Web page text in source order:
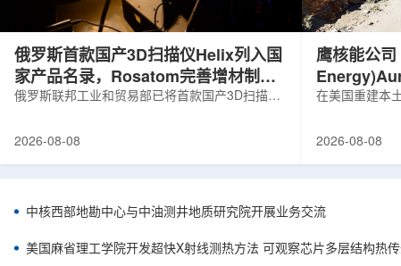
俄罗斯首款国产3D扫描仪Helix列入国
家产品名录，Rosatom完善增材制造
技术链
俄罗斯联邦工业和贸易部已将首款国产3D扫描仪
完成。至此，Helix成为俄罗斯首款、也是目前唯
RangeVision Helix由俄罗斯国家原子能公司增材
制造合作伙伴RangeVision研发制造。自2025年
以来，该公司成为唯一纳入俄罗斯国家原子能公
司增材制造生态系统的俄罗斯3D扫描...
2026-08-08
鹰核能公
研钻探
在美国重建本
1300标准含
孔、总进尺约
州审批通过后
研。技术端近
Services，并
2026-08-08
中核西部地勘中心与中油测井地质研究院开展业务交流
美国麻省理工学院开发超快X射线测热方法 可观察芯片多层结构热